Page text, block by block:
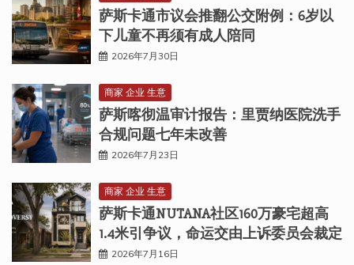
萨斯卡通市议会推翻公交附例：6岁以
下儿童不再须有成人陪同
2026年7月30日
商家 企业 生意
萨斯喀彻温审计报告：里贾纳医院洗手
合规问题七年未改善
2026年7月23日
商家 企业 生意
萨斯卡通NUTANA社区160万豪宅超高
1.4米引争议，命运交由上诉委员会裁定
2026年7月16日